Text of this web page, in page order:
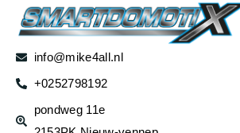
info@mike4all.nl
+0252798192
pondweg 11e